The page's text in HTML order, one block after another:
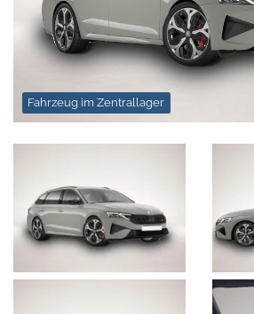
Fahrzeug im Zentrallager